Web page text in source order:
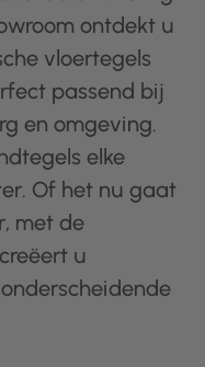
ontdekt u
vloertegels
passend bij
en omgeving.
elke
Of het nu gaat
met de
u